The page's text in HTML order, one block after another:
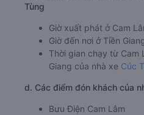
Tùng
Giờ xuất phát ở Cam
Giờ đến nơi ở Tiền
Thời gian chạy từ Cam
Giang của nhà xe Cúc
d. Các điểm đón khách của
Bưu Điện Cam Lâm